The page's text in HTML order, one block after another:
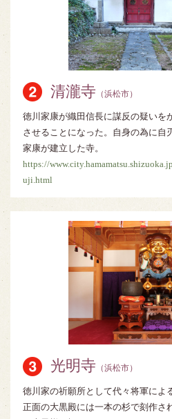
清瀧寺 （浜松市）
徳川家康が織田信長に謀反の疑いを
させることになった。自身の為に自
家康が建立した寺。
https://
uji.html
光明寺 （浜松市）
徳川家の祈願所として代々将軍によ
正面の大黒殿には一本の杉で刻作さ